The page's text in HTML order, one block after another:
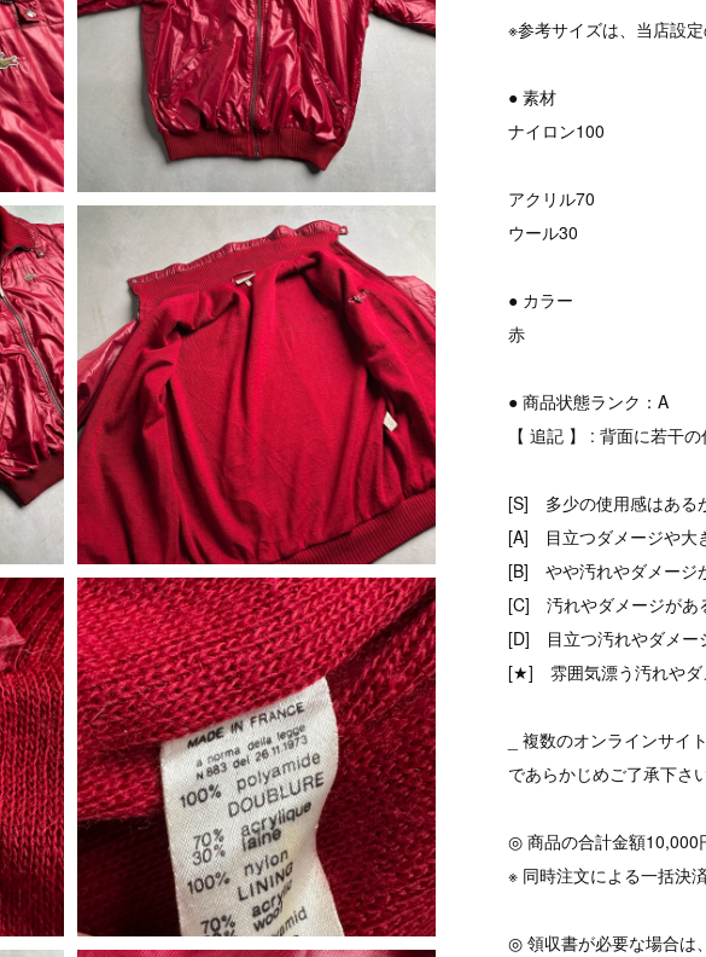
※参考サイズは、当店設
● 素材
ナイロン100
アクリル70
ウール30
● カラー
赤
● 商品状態ランク：A
【 追記 】 : 背面に若干
[S] 多少の使用感はある
[A] 目立つダメージや大
[B] やや汚れやダメージ
[C] 汚れやダメージがあ
[D] 目立つ汚れやダメー
[★] 雰囲気漂う汚れやダ
_ 複数のオンラインサ
であらかじめご了承下さ
◎ 商品の合計金額10,000
※ 同時注文による一括決
◎ 領収書が必要な場合は